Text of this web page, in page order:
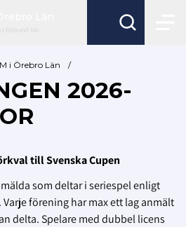
förbund här
i Örebro Län /
2026-
till Svenska Cupen
som deltar i seriespel enligt
förening har max ett lag anmält
delta. Spelare med dubbel licens